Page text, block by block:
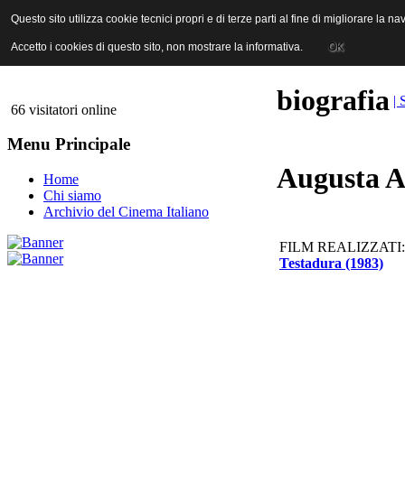
ANICA | Associazione Nazionale Industrie Cinematografiche
66 visitatori online
Menu Principale
Home
Chi siamo
Archivio del Cinema Italiano
biografia |
Augusta
FILM REALIZZATI:
Testadura (1983)
Questo sito utilizza cookie tecnici propri e di terze parti al fine di migliorare la
Accetto i cookies di questo sito, non mostrare la informativa. OK
Questo sito utilizza cookie tecnici propri e di terze parti al fine di migliorare la
Accetto i cookies di questo sito, non mostrare la informativa. OK